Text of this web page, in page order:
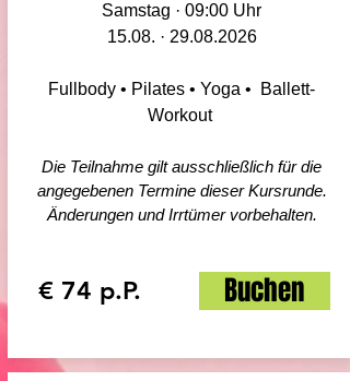
Samstag · 09:00 Uhr
15.08. · 29.08.2026
Fullbody • Pilates • Yoga • Ballett-
Workout
Die Teilnahme gilt ausschließlich für die
angegebenen Termine dieser Kursrunde.
Änderungen und Irrtümer vorbehalten.​
€ 74 p.P. Buchen